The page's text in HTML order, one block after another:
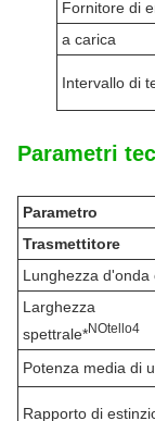
Fornitore di
a carica
Intervallo di
Parametri
Parametro
Trasmettitore
Lunghezza d'onda
Larghezza
spettrale*NOtello4
Potenza media di
Rapporto di